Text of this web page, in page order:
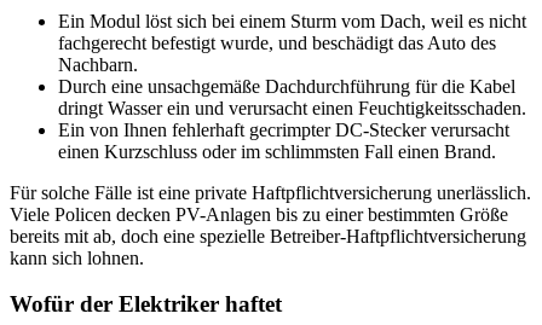
Ein Modul löst sich bei einem Sturm vom Dach, weil es nicht
fachgerecht befestigt wurde, und beschädigt das Auto des
Nachbarn.
Durch eine unsachgemäße Dachdurchführung für die Kabel
dringt Wasser ein und verursacht einen Feuchtigkeitsschaden.
Ein von Ihnen fehlerhaft gecrimpter DC-Stecker verursacht
einen Kurzschluss oder im schlimmsten Fall einen Brand.
Für solche Fälle ist eine private Haftpflichtversicherung unerlässlich.
Viele Policen decken PV-Anlagen bis zu einer bestimmten Größe
bereits mit ab, doch eine spezielle Betreiber-Haftpflichtversicherung
kann sich lohnen.
Wofür der Elektriker haftet